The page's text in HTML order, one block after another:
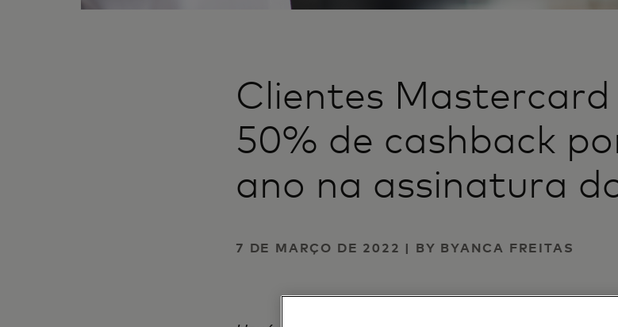
Clientes
50% de cashback
ano na assinatura
7 DE MARÇO DE 2022 | BY BYANCA FREITAS